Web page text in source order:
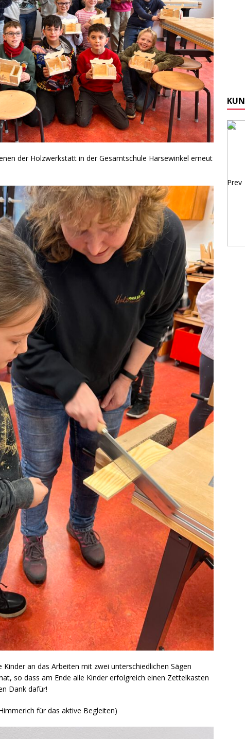
der Holzwerkstatt in der Gesamtschule Harsewinkel erneut
an das Arbeiten mit zwei unterschiedlichen Sägen
so dass am Ende alle Kinder erfolgreich einen Zettelkasten
Dank dafür!
für das aktive Begleiten)
Prev